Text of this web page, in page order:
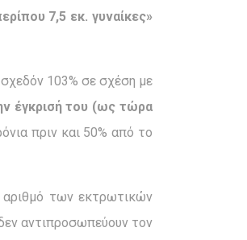
7,5 εκ. γυναίκες»
103% σε σχέση με
έγκρισή του (ως τώρα
πριν και 50% από το
αριθμό των εκτρωτικών
αντιπροσωπεύουν τον